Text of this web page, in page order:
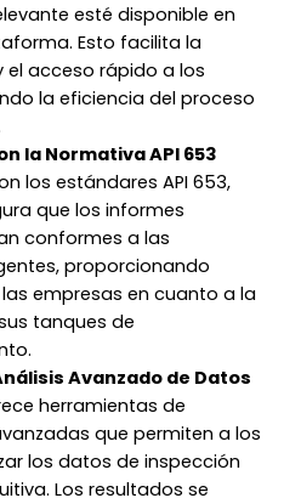
esté disponible en
Esto facilita la
el acceso rápido a los
la eficiencia del proceso
la Normativa API 653
los estándares API 653,
que los informes
conformes a las
proporcionando
empresas en cuanto a la
tanques de
Avanzado de Datos
herramientas de
que permiten a los
los datos de inspección
Los resultados se